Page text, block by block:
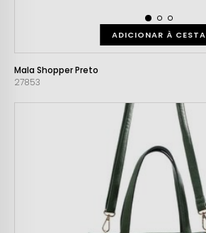
ADICIONAR À CESTA
Mala Shopper Preto
27853